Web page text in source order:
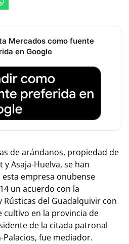
Mercados como fuente
en Google
de arándanos, propiedad de
Asaja-Huelva, se han
empresa onubense
un acuerdo con la
Rústicas del Guadalquivir con
cultivo en la provincia de
de la citada patronal
Palacios, fue mediador.